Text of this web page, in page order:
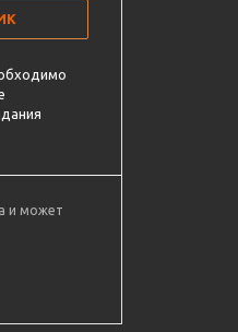
и может